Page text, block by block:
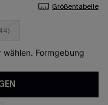
Größentabelle
wählen. Formgebung